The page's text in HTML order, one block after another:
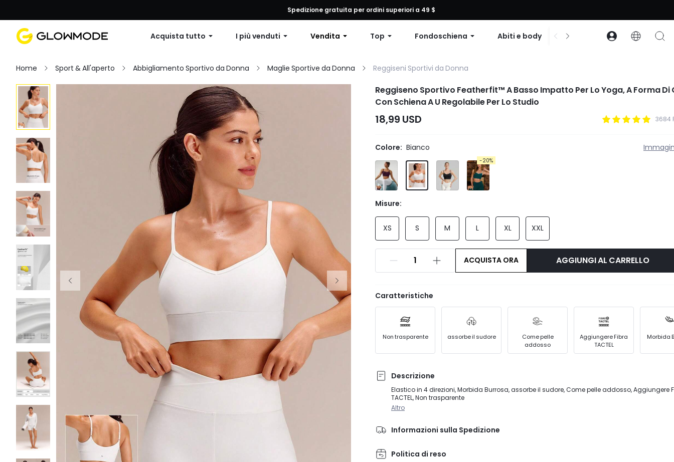
Primo ordine: 10% di sconto su qualsiasi ordine, 12% di sconto su ordini superiori a $79 o 15% di sconto su ordini superiori a $99 | Codice: GLOWNEW
Spedizione gratuita per ordini superiori a 49 $
Acquista tutto I più venduti Vendita Top Fondoschiena Abiti e body Accessori
Home Sport & All'aperto Abbigliamento Sportivo da Donna Maglie Sportive da Donna Reggiseni Sportivi da Donna
Reggiseno Sportivo Featherfit™ A Basso Impatto Per Lo Yoga, A Forma Di
Con Schiena A U Regolabile Per Lo Studio
18,99 USD 3684
Colore: Bianco
-20%
Misure:
XS S M L XL XXL
ACQUISTA ORA AGGIUNGI AL CARRELLO
Caratteristiche
Non trasparente assorbe il sudore
Come pelle
addosso
Aggiungere Fibra
TACTEL
Morbida
Descrizione
Elastico in 4 direzioni, Morbida Burrosa, assorbe il sudore, Come pelle addosso, Aggiungere
TACTEL, Non trasparente
Altro
Informazioni sulla Spedizione
Politica di reso